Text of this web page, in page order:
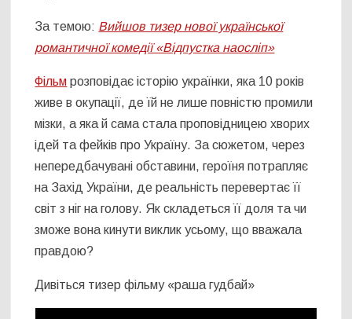
За темою: Вийшов тизер нової української
романтичної комедії «Відпустка наосліп»
Фільм розповідає історію українки, яка 10 років
живе в окупації, де їй не лише повністю промили
мізки, а яка й сама стала проповідницею хворих
ідей та фейків про Україну. За сюжетом, через
непередбачувані обставини, героїня потрапляє
на Захід України, де реальність перевертає її
світ з ніг на голову. Як складеться її доля та чи
зможе вона кинути виклик усьому, що вважала
правдою?
Дивіться тизер фільму «раша гудбай»